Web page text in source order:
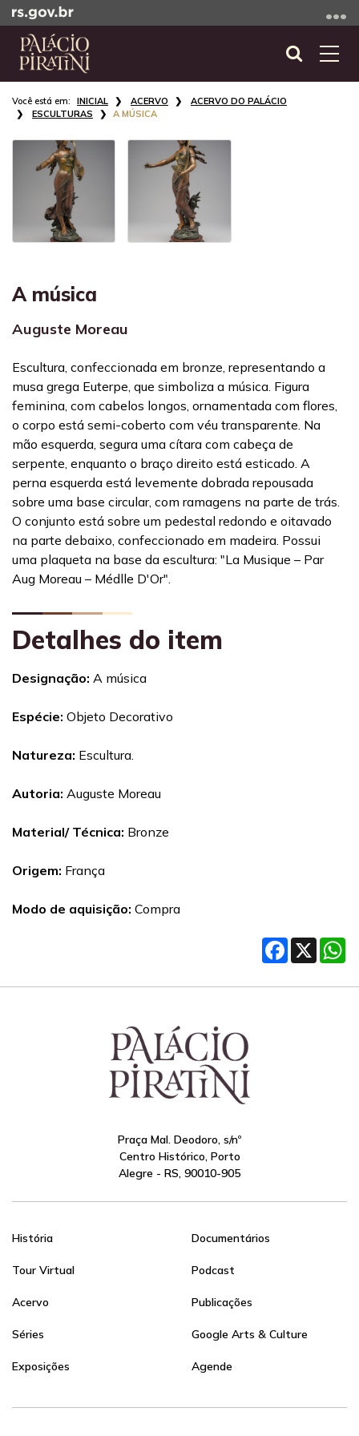
para
conteúdo
Ir
para
menu
Abrir
INICIAL ACERVO
ACERVO DO PALÁCIO
ESCULTURAS
A MÚSICA
A música
Auguste Moreau
Escultura, confeccionada em bronze, representando a
musa grega Euterpe, que simboliza a música. Figura
feminina, com cabelos longos, ornamentada com flores,
o corpo está semi-coberto com véu transparente. Na
mão esquerda, segura uma cítara com cabeça de
serpente, enquanto o braço direito está esticado. A
perna esquerda está levemente dobrada repousada
sobre uma base circular, com ramagens na parte de trás.
O conjunto está sobre um pedestal redondo e oitavado
na parte debaixo, confeccionado em madeira. Possui
uma plaqueta na base da escultura: "La Musique – Par
Aug Moreau – Médlle D'Or".
Detalhes do item
Designação: A música
Espécie: Objeto Decorativo
Natureza: Escultura.
Autoria: Auguste Moreau
Material/ Técnica: Bronze
Origem: França
Modo de aquisição: Compra
Facebook
X
Praça Mal. Deodoro, s/nº
Centro Histórico, Porto
Alegre - RS, 90010-905
História
Tour Virtual
Acervo
Séries
Exposições
Documentários
Podcast
Publicações
Google Arts & Culture
Agende